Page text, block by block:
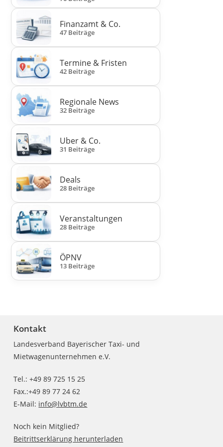
Finanzamt & Co.
47 Beiträge
Termine & Fristen
42 Beiträge
Regionale News
32 Beiträge
Uber & Co.
31 Beiträge
Deals
28 Beiträge
Veranstaltungen
28 Beiträge
ÖPNV
13 Beiträge
Kontakt
Landesverband Bayerischer Taxi- und
Mietwagenunternehmen e.V.
Tel.: +49 89 725 15 25
Fax.:+49 89 77 24 62
E-Mail: info@lvbtm.de
Noch kein Mitglied?
Beitrittserklärung herunterladen